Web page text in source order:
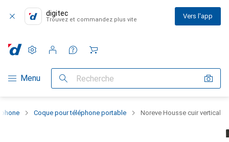
digitec
Trouvez et commandez plus vite Vers l'app
Navigation par catégorie
Menu Recherche
Paramètres
Compte client
Listes de comparaison
Listes d'envies
Panier
Coque pour téléphone portable Noreve Housse cuir vertical